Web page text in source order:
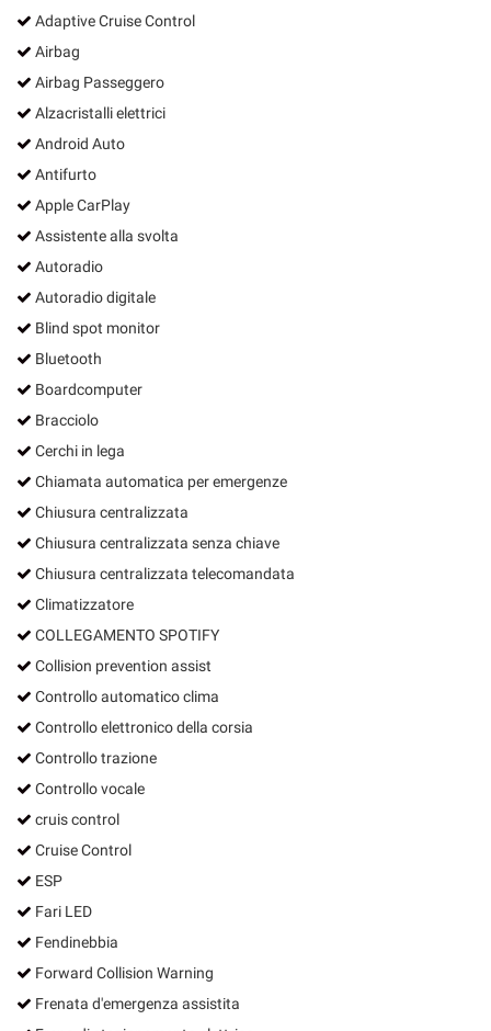
Adaptive Cruise Control
Airbag
Airbag Passeggero
Alzacristalli elettrici
Android Auto
Antifurto
Apple CarPlay
Assistente alla svolta
Autoradio
Autoradio digitale
Blind spot monitor
Bluetooth
Boardcomputer
Bracciolo
Cerchi in lega
Chiamata automatica per emergenze
Chiusura centralizzata
Chiusura centralizzata senza chiave
Chiusura centralizzata telecomandata
Climatizzatore
COLLEGAMENTO SPOTIFY
Collision prevention assist
Controllo automatico clima
Controllo elettronico della corsia
Controllo trazione
Controllo vocale
cruis control
Cruise Control
ESP
Fari LED
Fendinebbia
Forward Collision Warning
Frenata d'emergenza assistita